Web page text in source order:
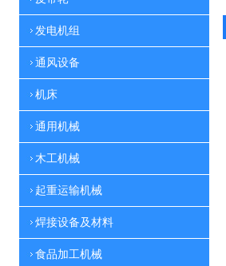
发电机组
通风设备
机床
通用机械
木工机械
起重运输机械
焊接设备及材料
食品加工机械